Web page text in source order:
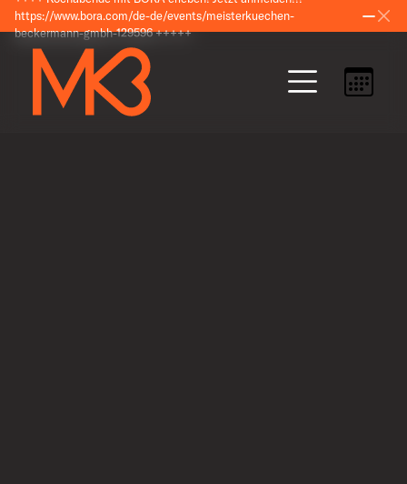
https://www.bora.com/de-de/events/meisterkuechen-
beckermann-gmbh-129596 +++++